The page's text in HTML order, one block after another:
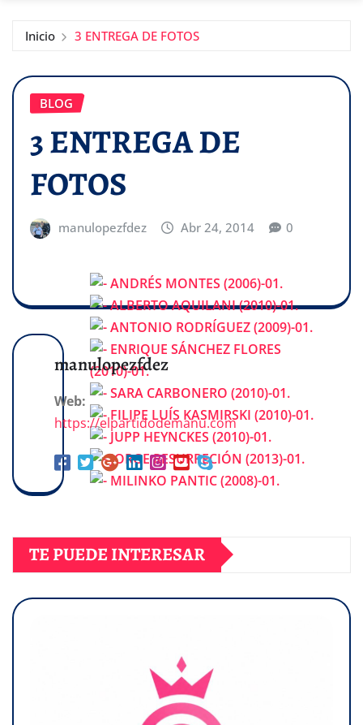
Inicio 3 ENTREGA DE FOTOS
BLOG
3 ENTREGA DE
FOTOS
manulopezfdez Abr 24, 2014 0
manulopezfdez
Web:
https://elpartidodemanu.com
TE PUEDE INTERESAR